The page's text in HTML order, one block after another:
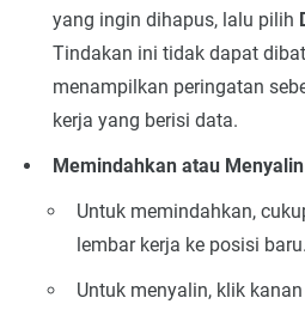
yang ingin dihapus, lalu pilih
Tindakan ini tidak dapat
menampilkan peringatan
kerja yang berisi data.
Memindahkan atau
Untuk memindahkan,
lembar kerja ke posisi baru.
Untuk menyalin, klik